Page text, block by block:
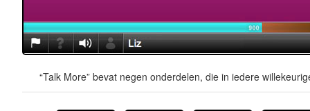
“Talk More” bevat negen onderdelen, die in iedere